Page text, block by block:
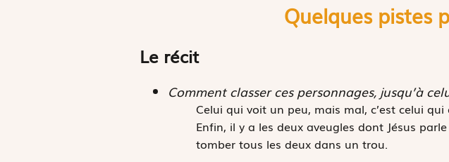
Quelques pistes
Le récit
Comment classer ces personnages, jusqu’à
Celui qui voit un peu, mais mal, c’est celui
Enfin, il y a les deux aveugles dont Jésus
tomber tous les deux dans un trou.